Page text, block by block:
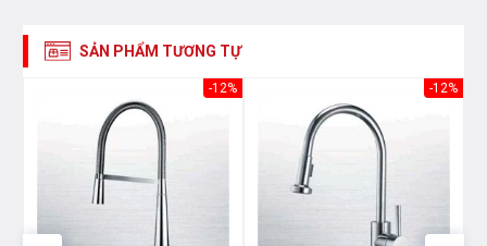
SẢN PHẨM TƯƠNG TỰ
-12% -12%